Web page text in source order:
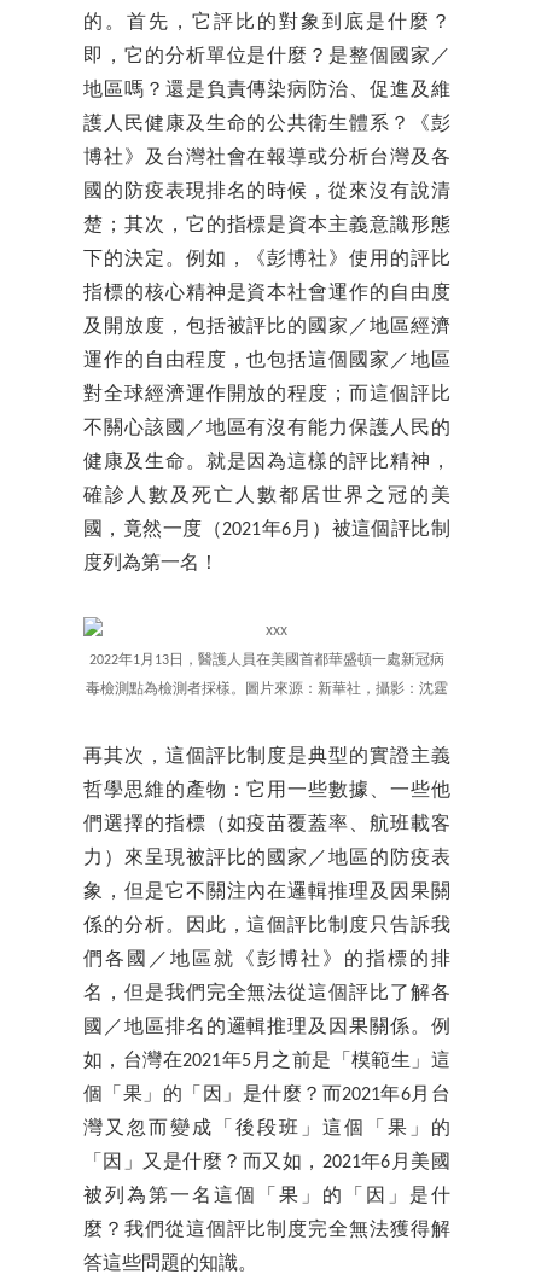
的。首先，它評比的對象到底是什麼？
即，它的分析單位是什麼？是整個國家／
地區嗎？還是負責傳染病防治、促進及維
護人民健康及生命的公共衛生體系？《彭
博社》及台灣社會在報導或分析台灣及各
國的防疫表現排名的時候，從來沒有說清
楚；其次，它的指標是資本主義意識形態
下的決定。例如，《彭博社》使用的評比
指標的核心精神是資本社會運作的自由度
及開放度，包括被評比的國家／地區經濟
運作的自由程度，也包括這個國家／地區
對全球經濟運作開放的程度；而這個評比
不關心該國／地區有沒有能力保護人民的
健康及生命。就是因為這樣的評比精神，
確診人數及死亡人數都居世界之冠的美
國，竟然一度（2021年6月）被這個評比制
度列為第一名！
2022年1月13日，醫護人員在美國首都華盛頓一處新冠病
毒檢測點為檢測者採樣。圖片來源：新華社，攝影：沈霆
再其次，這個評比制度是典型的實證主義
哲學思維的產物：它用一些數據、一些他
們選擇的指標（如疫苗覆蓋率、航班載客
力 ）來呈現被評比的國家／地區的防疫表
象，但是它不關注內在邏輯推理及因果關
係的分析。因此，這個評比制度只告訴我
們各國／地區就《彭博社》的指標的排
名，但是我們完全無法從這個評比了解各
國／地區排名的邏輯推理及因果關係。例
如，台灣在2021年5月之前是「模範生」這
個「果」的「因」是什麼？而2021年6月台
灣又忽而變成「後段班」這個「果」的
「因」又是什麼？而又如，2021年6月美國
被列為第一名這個「果」的「因」是什
麼？我們從這個評比制度完全無法獲得解
答這些問題的知識。